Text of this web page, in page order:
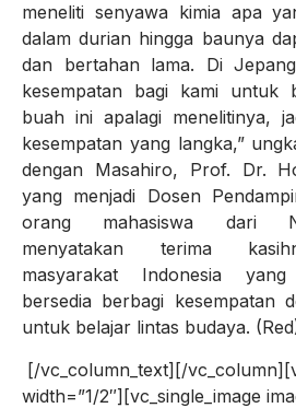
meneliti senyawa kimia apa
dalam durian hingga baunya
dan bertahan lama. Di
kesempatan bagi kami untuk
buah ini apalagi menelitinya,
kesempatan yang langka,”
dengan Masahiro, Prof. Dr.
yang menjadi Dosen
orang mahasiswa dari
menyatakan terima
masyarakat Indonesia
bersedia berbagi kesempatan
untuk belajar lintas budaya.
[/vc_column_text][/
width=”1/2″][vc_single_image